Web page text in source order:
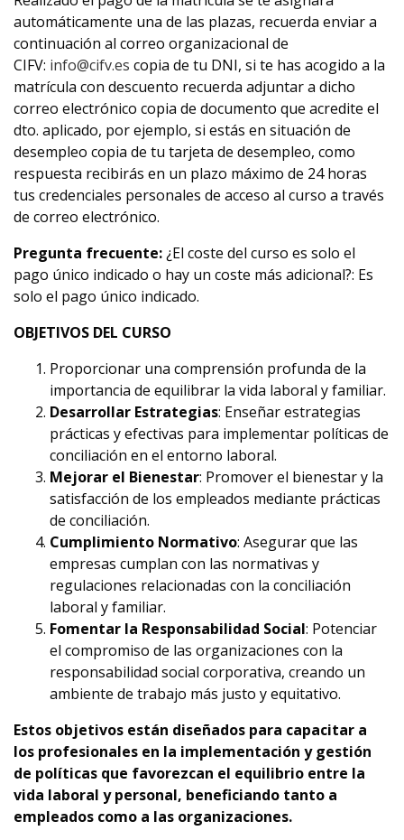
automáticamente una de las plazas, recuerda enviar a
continuación al correo organizacional de
CIFV: info@cifv.es copia de tu DNI, si te has acogido a la
matrícula con descuento recuerda adjuntar a dicho
correo electrónico copia de documento que acredite el
dto. aplicado, por ejemplo, si estás en situación de
desempleo copia de tu tarjeta de desempleo, como
respuesta recibirás en un plazo máximo de 24 horas
tus credenciales personales de acceso al curso a través
de correo electrónico.
Pregunta frecuente:¿El coste del curso es solo el
pago único indicado o hay un coste más adicional?: Es
solo el pago único indicado.
OBJETIVOS DEL CURSO
Proporcionar una comprensión profunda de la
importancia de equilibrar la vida laboral y familiar.
Desarrollar Estrategias: Enseñar estrategias
prácticas y efectivas para implementar políticas de
conciliación en el entorno laboral.
Mejorar el Bienestar: Promover el bienestar y la
satisfacción de los empleados mediante prácticas
de conciliación.
Cumplimiento Normativo: Asegurar que las
empresas cumplan con las normativas y
regulaciones relacionadas con la conciliación
laboral y familiar.
Fomentar la Responsabilidad Social: Potenciar
el compromiso de las organizaciones con la
responsabilidad social corporativa, creando un
ambiente de trabajo más justo y equitativo.
Estos objetivos están diseñados para capacitar a
los profesionales en la implementación y gestión
de políticas que favorezcan el equilibrio entre la
vida laboral y personal, beneficiando tanto a
empleados como a las organizaciones.